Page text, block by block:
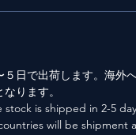
日で出荷します。海外
ります。
is shipped in 2-5
will be shipment